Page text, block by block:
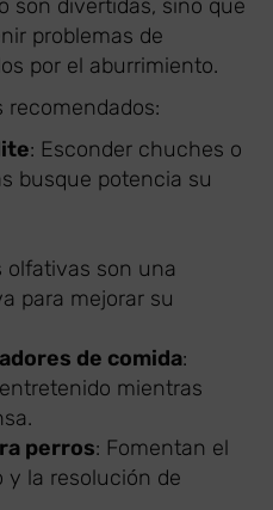
son divertidas, sino que
problemas de
por el aburrimiento.
: Esconder chuches o
busque potencia su
olfativas son una
para mejorar su
de comida:
mientras
perros: Fomentan el
la resolución de